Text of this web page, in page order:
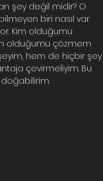
şey değil midir? O
biri nasıl var
Kim olduğumu
olduğumu çözmem
hem de hiçbir şey.
çevirmeliyim. Bu